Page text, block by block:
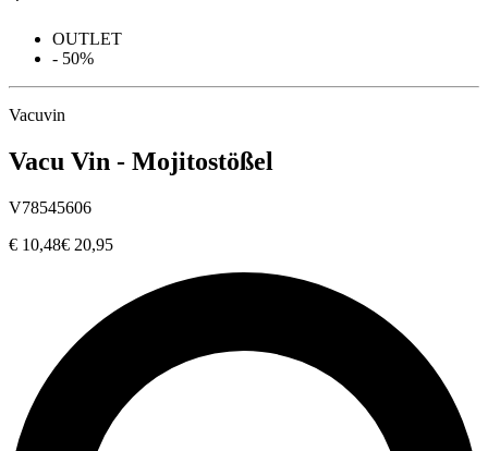
OUTLET
- 50%
Vacuvin
Vacu Vin - Mojitostößel
V78545606
€ 10,48€ 20,95